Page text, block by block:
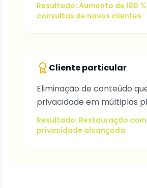
Resultado: Aumento de 180
consultas de novos clientes
Cliente particular
Eliminação de conteúdo
privacidade em múltiplas
Resultado: Restauração
privacidade alcançada